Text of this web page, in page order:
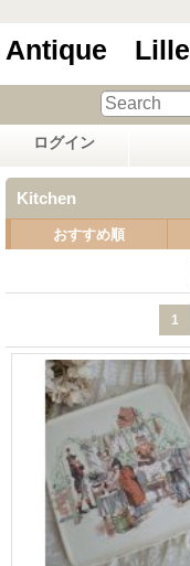
Antique Lille
ログイン
Kitchen
おすすめ順
1